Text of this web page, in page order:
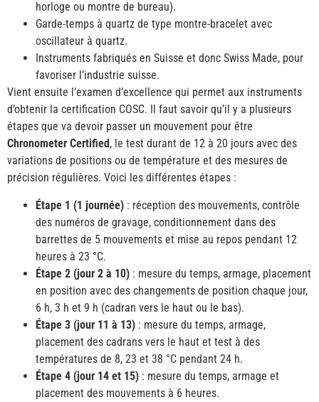
horloge ou montre de bureau).
Garde-temps à quartz de type montre-bracelet avec
oscillateur à quartz.
Instruments fabriqués en Suisse et donc Swiss Made, pour
favoriser l’industrie suisse.
Vient ensuite l’examen d’excellence qui permet aux instruments
d’obtenir la certification COSC. Il faut savoir qu’il y a plusieurs
étapes que va devoir passer un mouvement pour être
Chronometer Certified , le test durant de 12 à 20 jours avec des
variations de positions ou de température et des mesures de
précision régulières. Voici les différentes étapes :
Étape 1 (1 journée) : réception des mouvements, contrôle
des numéros de gravage, conditionnement dans des
barrettes de 5 mouvements et mise au repos pendant 12
heures à 23 °C.
Étape 2 (jour 2 à 10) : mesure du temps, armage, placement
en position avec des changements de position chaque jour,
6 h, 3 h et 9 h (cadran vers le haut ou le bas).
Étape 3 (jour 11 à 13) : mesure du temps, armage,
placement des cadrans vers le haut et test à des
températures de 8, 23 et 38 °C pendant 24 h.
Étape 4 (jour 14 et 15) : mesure du temps, armage et
placement des mouvements à 6 heures.